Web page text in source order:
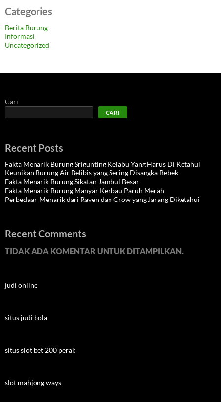
Categories
Berita Burung
Informasi
Uncategorized
Cari
CARI
Recent Posts
Fakta Menarik Burung Srigunting Kelabu Yang Harus Di Ketahui
Keunikan Burung Air Belibis yang Sering Disangka Bebek
Fakta Menarik Burung Sikatan Jambul Besar
Fakta Menarik Burung Manyar Kerbau Paruh Merah
Perbedaan Menarik dari Raven dan Crow yang Jarang Diketahui
Recent Comments
TIDAK ADA KOMENTAR UNTUK DITAMPILKAN.
judi online
situs judi bola
situs slot bet 200 perak
slot mahjong ways